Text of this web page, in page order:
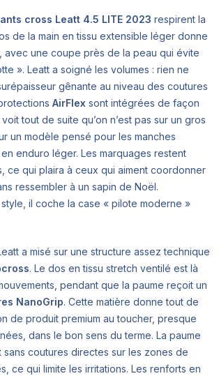
cross Leatt 4.5 LITE 2023 respirent la
de la main en tissu extensible léger donne
avec une coupe près de la peau qui évite
». Leatt a soigné les volumes : rien ne
gênante au niveau des coutures
AirFlex sont intégrées de façon
tout de suite qu’on n’est pas sur un gros
un modèle pensé pour les manches
enduro léger. Les marquages restent
ce qui plaira à ceux qui aiment coordonner
ressembler à un sapin de Noël.
il coche la case « pilote moderne »
a misé sur une structure assez technique
. Le dos en tissu stretch ventilé est là
pendant que la paume reçoit un
NanoGrip. Cette matière donne tout de
de produit premium au toucher, presque
dans le bon sens du terme. La paume
coutures directes sur les zones de
ce qui limite les irritations. Les renforts en